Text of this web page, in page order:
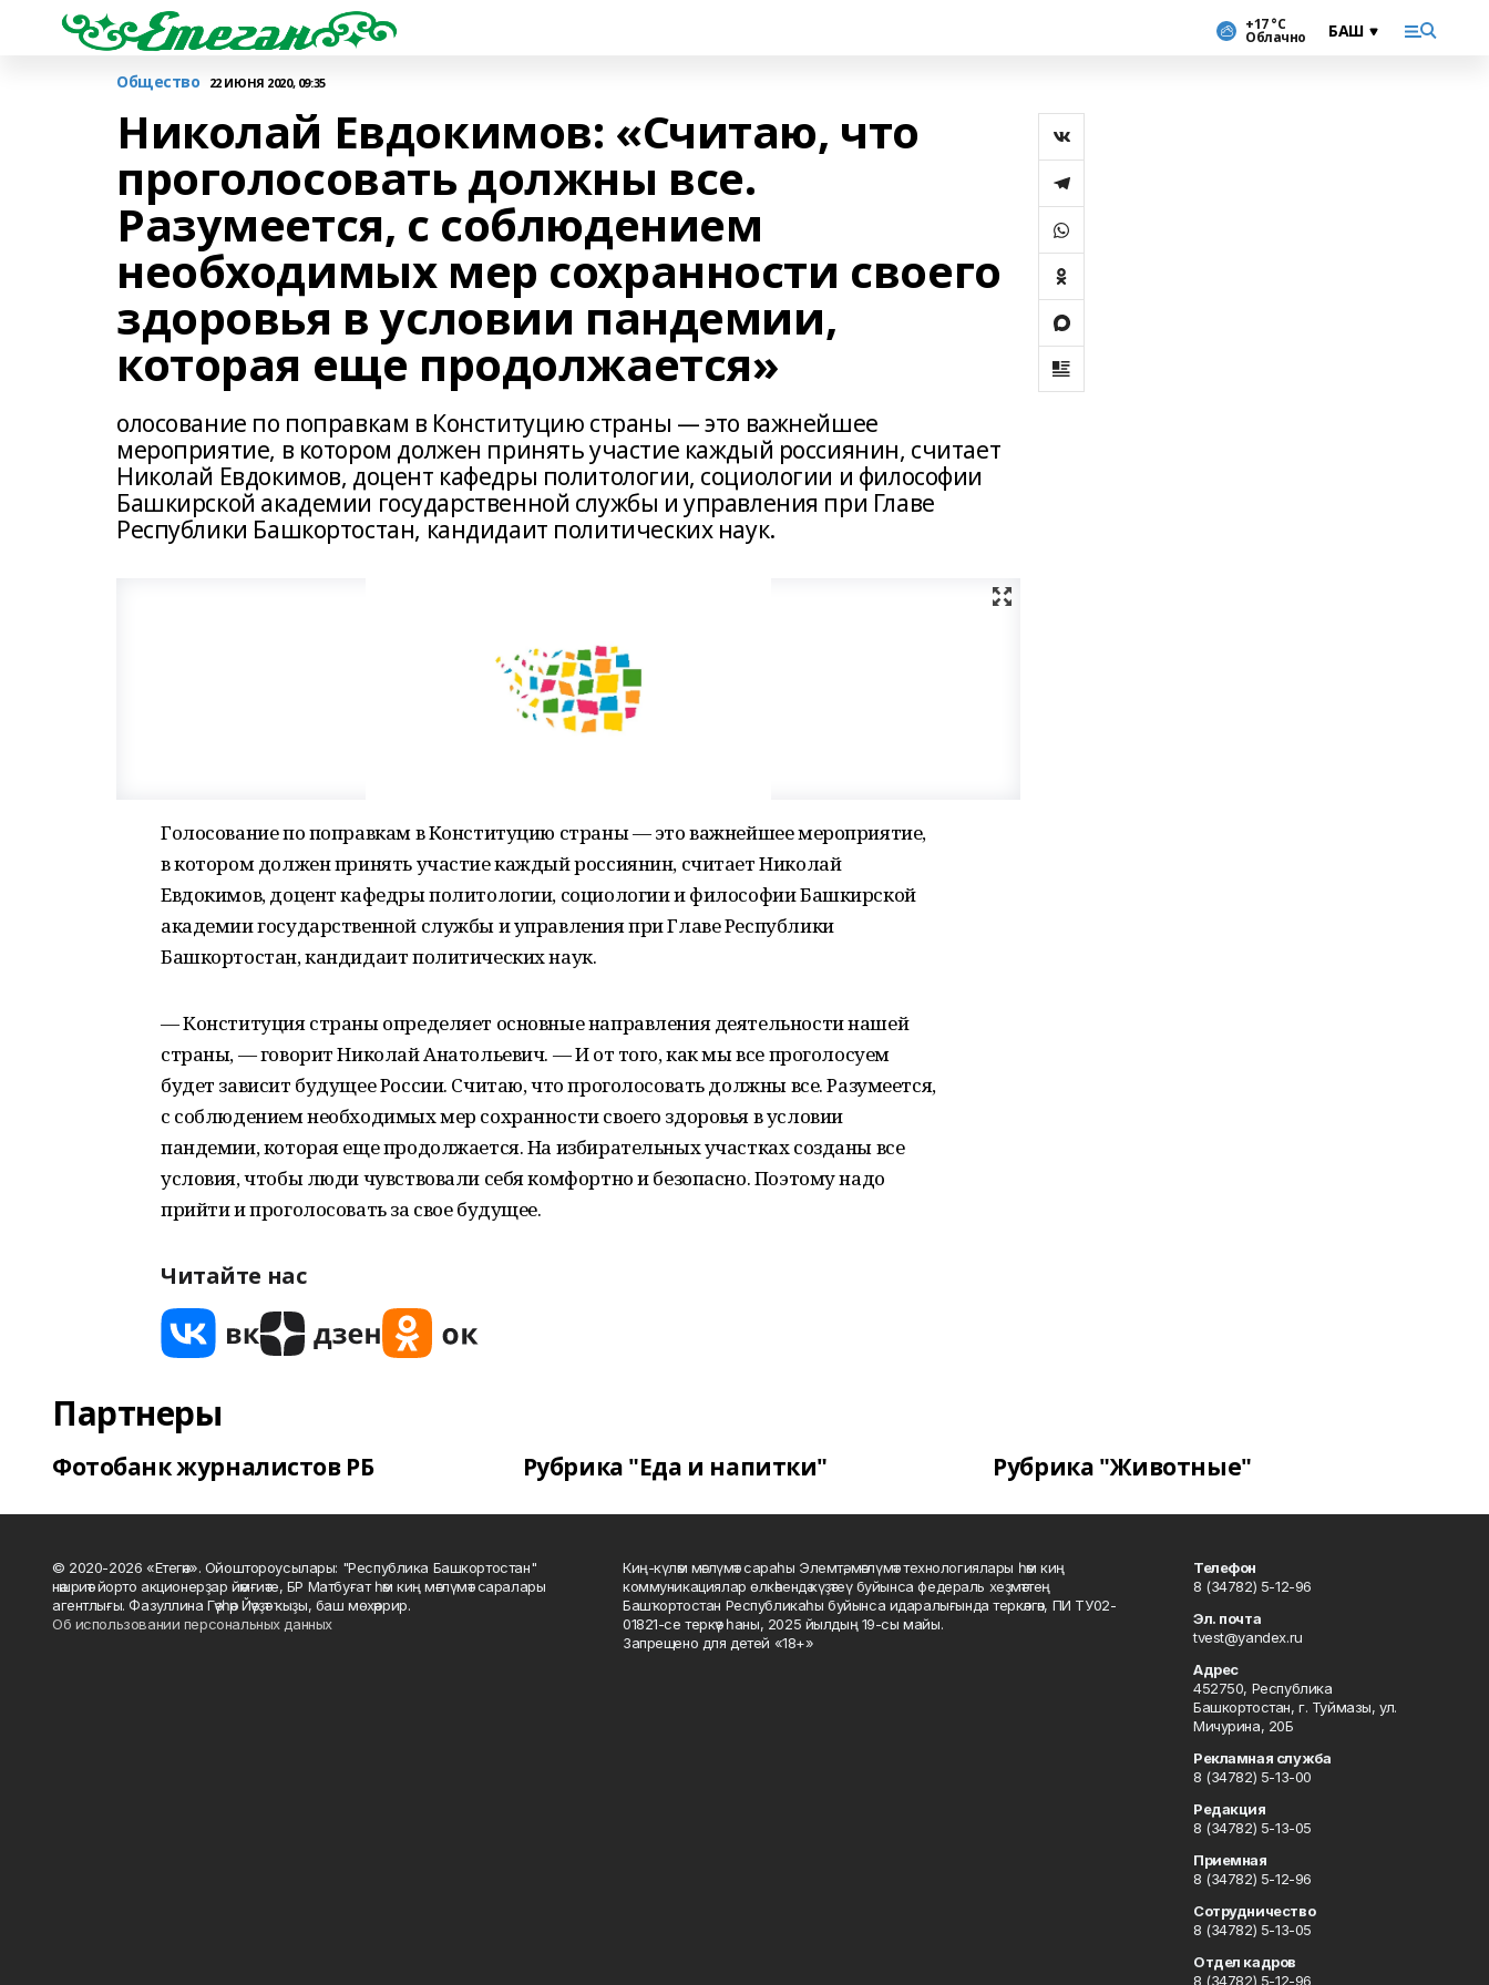
+17 °С
Облачно
Общество 22 ИЮНЯ 2020, 09:35
Николай Евдокимов: «Считаю, что
проголосовать должны все.
Разумеется, с соблюдением
необходимых мер сохранности своего
здоровья в условии пандемии,
которая еще продолжается»
олосование по поправкам в Конституцию страны — это важнейшее
мероприятие, в котором должен принять участие каждый россиянин, считает
Николай Евдокимов, доцент кафедры политологии, социологии и философии
Башкирской академии государственной службы и управления при Главе
Республики Башкортостан, кандидаит политических наук.
Голосование по поправкам в Конституцию страны — это важнейшее мероприятие,
в котором должен принять участие каждый россиянин, считает Николай
Евдокимов, доцент кафедры политологии, социологии и философии Башкирской
академии государственной службы и управления при Главе Республики
Башкортостан, кандидаит политических наук.
— Конституция страны определяет основные направления деятельности нашей
страны, — говорит Николай Анатольевич. — И от того, как мы все проголосуем
будет зависит будущее России. Считаю, что проголосовать должны все. Разумеется,
с соблюдением необходимых мер сохранности своего здоровья в условии
пандемии, которая еще продолжается. На избирательных участках созданы все
условия, чтобы люди чувствовали себя комфортно и безопасно. Поэтому надо
прийти и проголосовать за свое будущее.
Читайте нас
Партнеры
Фотобанк журналистов РБ Рубрика "Еда и напитки" Рубрика "Животные"
© 2020-2026 «Етегән». Ойоштороусылары: "Республика Башкортостан"
нәшриәт йорто акционерҙар йәмғиәте, БР Матбуғат һәм киң мәғлүмәт саралары
агентлығы. Фазуллина Гәүһәр Йәүҙәт ҡыҙы, баш мөхәррир.
Об использовании персональных данных
Киң-күләм мәғлүмәт сараһы Элемтә, мәғлүмәт технологиялары һәм киң
коммуникациялар өлкәһендә күҙәтеү буйынса федераль хеҙмәттең
Башҡортостан Республикаһы буйынса идаралығында теркәлгән, ПИ ТУ02-
01821-се теркәү һаны, 2025 йылдың 19-сы майы.
Запрещено для детей «18+»
Телефон
8 (34782) 5-12-96
Эл. почта
tvest@yandex.ru
Адрес
452750, Республика
Башкортостан, г. Туймазы, ул.
Мичурина, 20Б
Рекламная служба
8 (34782) 5-13-00
Редакция
8 (34782) 5-13-05
Приемная
8 (34782) 5-12-96
Сотрудничество
8 (34782) 5-13-05
Отдел кадров
8 (34782) 5-12-96